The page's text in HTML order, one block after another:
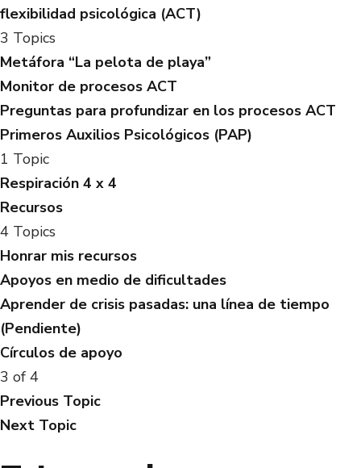
flexibilidad psicológica (ACT)
3 Topics
Metáfora “La pelota de playa”
Monitor de procesos ACT
Preguntas para profundizar en los procesos ACT
Primeros Auxilios Psicológicos (PAP)
1 Topic
Respiración 4 x 4
Recursos
4 Topics
Honrar mis recursos
Apoyos en medio de dificultades
Aprender de crisis pasadas: una línea de tiempo
(Pendiente)
Círculos de apoyo
3 of 4
Previous Topic
Next Topic